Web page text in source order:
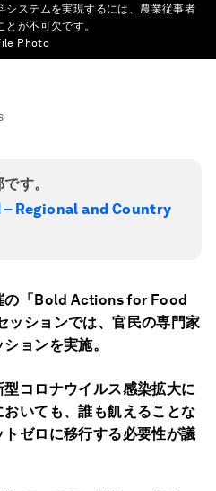
システムを実現するには、農業従事者
が不可欠です。
Photo
す。
Regional and Country
の「Bold Actions for Food
ションでは、官民の専門家
ョンを実施。
コロナウイルス感染拡大に
いても、誰も飢えることな
トゼロに移行する必要性が議